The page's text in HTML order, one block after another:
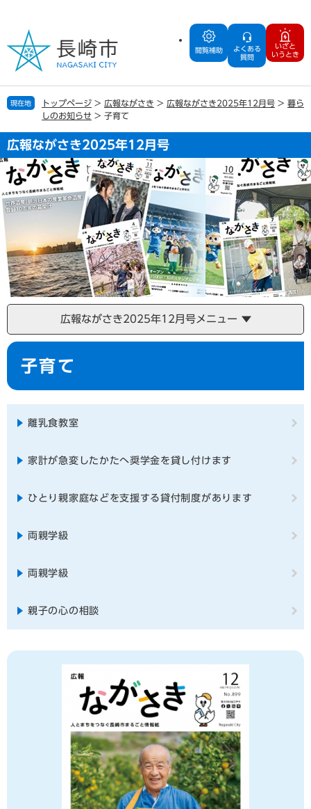
の
で
す
ー
ば
し
本
文
閲覧補助
よくある
質問
いざと
いうとき
現在地 トップページ > 広報ながさき > 広報ながさき2025年12月号 > 暮ら
しのお知らせ > 子育て
広報ながさき2025年12月号
広報ながさき2025年12月号メニュー
本
子育て
離乳食教室
家計が急変したかたへ奨学金を貸し付けます
ひとり親家庭などを支援する貸付制度があります
両親学級
両親学級
親子の心の相談